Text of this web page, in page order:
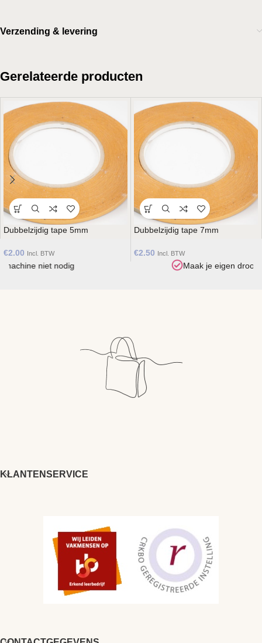
Verzending & levering
Gerelateerde producten
Dubbelzijdig tape 5mm
€2.00 Incl. BTW
Dubbelzijdig tape 7mm
€2.50 Incl. BTW
Maak je eigen droomtas
KLANTENSERVICE